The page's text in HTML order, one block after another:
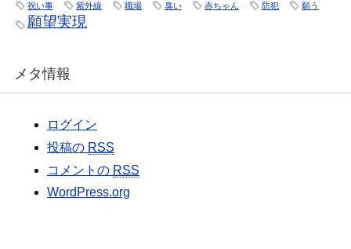
祝い事 紫外線 職場 臭い 赤ちゃん 防犯 願う
願望実現
メタ情報
ログイン
投稿の RSS
コメントの RSS
WordPress.org